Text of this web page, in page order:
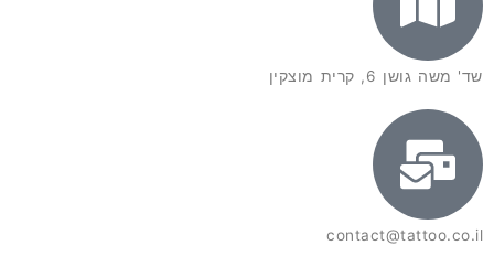
שד' משה גושן 6, קרית מוצקין
contact@tattoo.co.il